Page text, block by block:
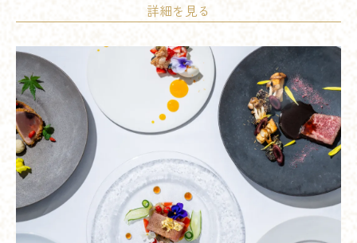
適用人数 20～40名
含まれるもの
挙式料：⚪︎ 料理：⚪︎ 飲み物：⚪︎
席料：⚪︎
介添料：⚪︎
美容着付：⚪︎
引出物：-
写真：- 印刷物：-
サービス料：⚪︎
その他：-
備考
＊一名増＊ 18,000円 ※料金は税込みで
は変更の場合あり 尚ご成約済みの方は
詳細を見る